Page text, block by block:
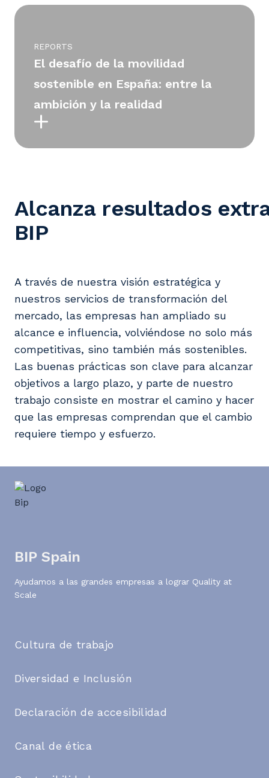
REPORTS
El desafío de la movilidad
sostenible en España: entre la
ambición y la realidad
Alcanza resultados
BIP
A través de nuestra visión estratégica y
nuestros servicios de transformación del
mercado, las empresas han ampliado su
alcance e influencia, volviéndose no solo más
competitivas, sino también más sostenibles.
Las buenas prácticas son clave para alcanzar
objetivos a largo plazo, y parte de nuestro
trabajo consiste en mostrar el camino y hacer
que las empresas comprendan que el cambio
requiere tiempo y esfuerzo.
BIP Spain
Ayudamos a las grandes empresas a lograr Quality at
Scale
Cultura de trabajo
Diversidad e Inclusión
Declaración de accesibilidad
Canal de ética